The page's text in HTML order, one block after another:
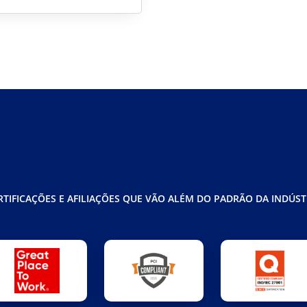
E AFILIAÇÕES QUE VÃO ALÉM DO PADRÃO DA